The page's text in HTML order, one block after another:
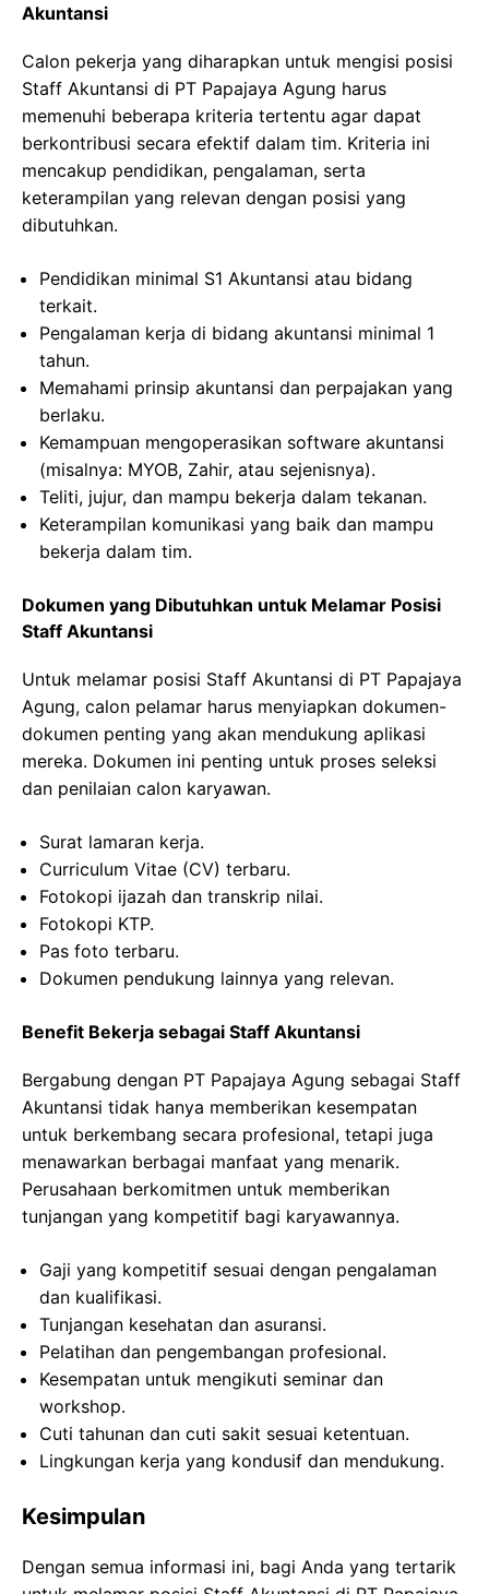
Akuntansi
Calon pekerja yang diharapkan untuk mengisi posisi
Staff Akuntansi di PT Papajaya Agung harus
memenuhi beberapa kriteria tertentu agar dapat
berkontribusi secara efektif dalam tim. Kriteria ini
mencakup pendidikan, pengalaman, serta
keterampilan yang relevan dengan posisi yang
dibutuhkan.
Pendidikan minimal S1 Akuntansi atau bidang
terkait.
Pengalaman kerja di bidang akuntansi minimal 1
tahun.
Memahami prinsip akuntansi dan perpajakan yang
berlaku.
Kemampuan mengoperasikan software akuntansi
(misalnya: MYOB, Zahir, atau sejenisnya).
Teliti, jujur, dan mampu bekerja dalam tekanan.
Keterampilan komunikasi yang baik dan mampu
bekerja dalam tim.
Dokumen yang Dibutuhkan untuk Melamar Posisi
Staff Akuntansi
Untuk melamar posisi Staff Akuntansi di PT Papajaya
Agung, calon pelamar harus menyiapkan dokumen-
dokumen penting yang akan mendukung aplikasi
mereka. Dokumen ini penting untuk proses seleksi
dan penilaian calon karyawan.
Surat lamaran kerja.
Curriculum Vitae (CV) terbaru.
Fotokopi ijazah dan transkrip nilai.
Fotokopi KTP.
Pas foto terbaru.
Dokumen pendukung lainnya yang relevan.
Benefit Bekerja sebagai Staff Akuntansi
Bergabung dengan PT Papajaya Agung sebagai Staff
Akuntansi tidak hanya memberikan kesempatan
untuk berkembang secara profesional, tetapi juga
menawarkan berbagai manfaat yang menarik.
Perusahaan berkomitmen untuk memberikan
tunjangan yang kompetitif bagi karyawannya.
Gaji yang kompetitif sesuai dengan pengalaman
dan kualifikasi.
Tunjangan kesehatan dan asuransi.
Pelatihan dan pengembangan profesional.
Kesempatan untuk mengikuti seminar dan
workshop.
Cuti tahunan dan cuti sakit sesuai ketentuan.
Lingkungan kerja yang kondusif dan mendukung.
Kesimpulan
Dengan semua informasi ini, bagi Anda yang tertarik